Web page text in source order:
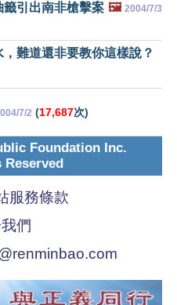
引出南非槍擊案 🖼️ 2004/7/3
難道還非要教你這樣說？
7/2 (17,687次)
Foundation Inc.
服務條款
們